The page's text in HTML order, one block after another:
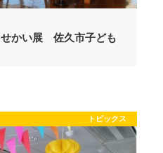
かい展 佐久市子ども
トピックス